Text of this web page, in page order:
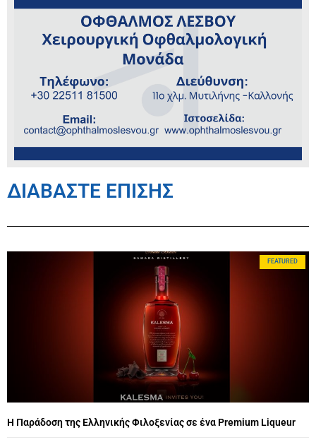
ΔΙΑΒΑΣΤΕ ΕΠΙΣΗΣ
FEATURED
Η Παράδοση της Ελληνικής Φιλοξενίας σε ένα Premium Liqueur